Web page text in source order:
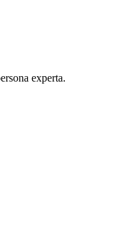
experta.